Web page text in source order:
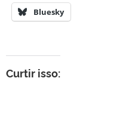
Bluesky
Curtir isso: